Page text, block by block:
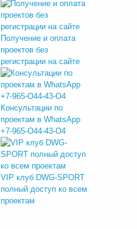
Получение и оплата
проектов без
регистрации на сайте
Консультации по
проектам в WhatsApp
+7-965-O44-43-O4
VIP клуб DWG-SPORT
полный доступ ко всем
проектам